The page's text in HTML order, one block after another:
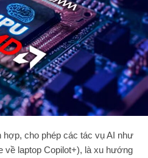
cho phép các tác vụ AI như
về laptop Copilot+), là xu hướng